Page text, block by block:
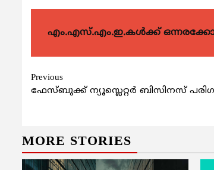
എം.എസ്.എം.ഇ.കൾക്ക്
Continue
Reading
Previous
ഫേസ്ബുക്ക് ന്യൂസ്ലെറ്റര്‍ ബിസിനസ്
MORE STORIES